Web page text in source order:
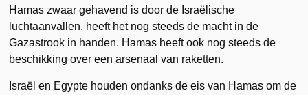
Hamas zwaar gehavend is door de Israëlische
luchtaanvallen, heeft het nog steeds de macht in de
Gazastrook in handen. Hamas heeft ook nog steeds de
beschikking over een arsenaal van raketten.
Israël en Egypte houden ondanks de eis van Hamas om de